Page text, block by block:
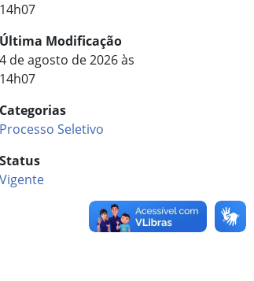
14h07
Última Modificação
4 de agosto de 2026 às
14h07
Categorias
Processo Seletivo
Status
Vigente